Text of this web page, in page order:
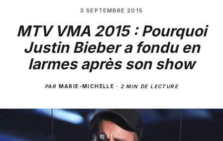
3 SEPTEMBRE 2015
MTV VMA 2015 : Pourquoi
Justin Bieber a fondu en
larmes après son show
PAR MARIE-MICHELLE · 2 MIN DE LECTURE